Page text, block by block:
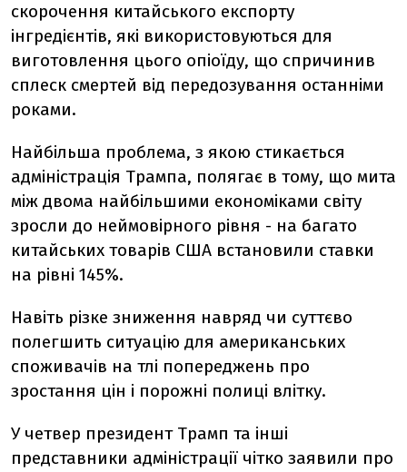
скорочення китайського експорту
інгредієнтів, які використовуються для
виготовлення цього опіоїду, що спричинив
сплеск смертей від передозування останніми
роками.
Найбільша проблема, з якою стикається
адміністрація Трампа, полягає в тому, що мита
між двома найбільшими економіками світу
зросли до неймовірного рівня - на багато
китайських товарів США встановили ставки
на рівні 145%.
Навіть різке зниження навряд чи суттєво
полегшить ситуацію для американських
споживачів на тлі попереджень про
зростання цін і порожні полиці влітку.
У четвер президент Трамп та інші
представники адміністрації чітко заявили про